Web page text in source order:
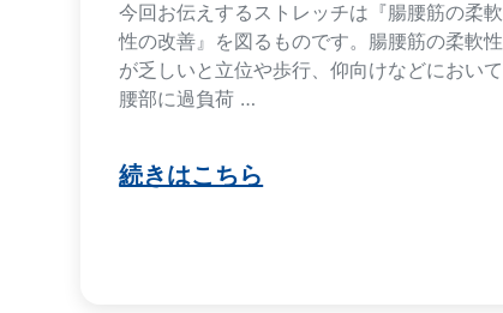
今回お伝えするストレッチは『腸腰筋の柔軟
性の改善』を図るものです。腸腰筋の柔軟性
が乏しいと立位や歩行、仰向けなどにおいて
腰部に過負荷 …
続きはこちら